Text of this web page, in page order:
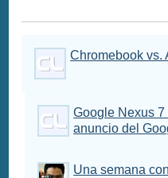
Chromebook vs.
Google Nexus
anuncio del
Una semana